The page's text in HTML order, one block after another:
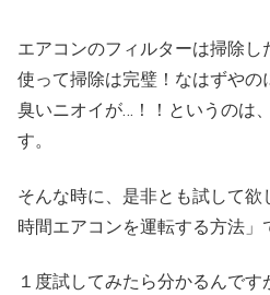
エアコンのフィルターは掃除し
使って掃除は完璧！なはずやの
臭いニオイが…！！というのは
す。
そんな時に、是非とも試して欲
時間エアコンを運転する方法」
１度試してみたら分かるんで